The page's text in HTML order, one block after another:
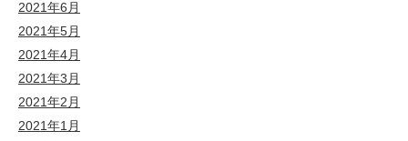
2021年6月
2021年5月
2021年4月
2021年3月
2021年2月
2021年1月